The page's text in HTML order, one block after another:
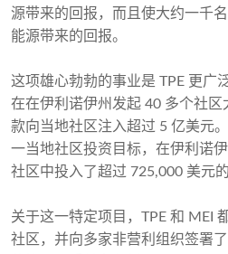
源带来的回报，而且使大约一千
能源带来的回报。
这项雄心勃勃的事业是 TPE 更广
在在伊利诺伊州发起 40 多个社
款向当地社区注入超过 5 亿美元
一当地社区投资目标，在伊利诺
社区中投入了超过 725,000 美元
关于这一特定项目，TPE 和 MEI
社区，并向多家非营利组织签署